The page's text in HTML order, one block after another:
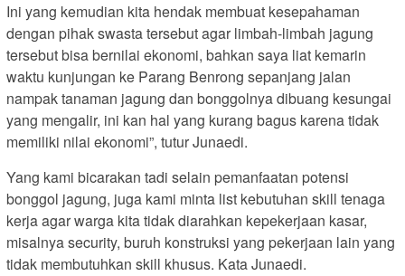
Ini yang kemudian kita hendak membuat kesepahaman
dengan pihak swasta tersebut agar limbah-limbah jagung
tersebut bisa bernilai ekonomi, bahkan saya liat kemarin
waktu kunjungan ke Parang Benrong sepanjang jalan
nampak tanaman jagung dan bonggolnya dibuang kesungai
yang mengalir, ini kan hal yang kurang bagus karena tidak
memiliki nilai ekonomi”, tutur Junaedi.
Yang kami bicarakan tadi selain pemanfaatan potensi
bonggol jagung, juga kami minta list kebutuhan skill tenaga
kerja agar warga kita tidak diarahkan kepekerjaan kasar,
misalnya security, buruh konstruksi yang pekerjaan lain yang
tidak membutuhkan skill khusus. Kata Junaedi.